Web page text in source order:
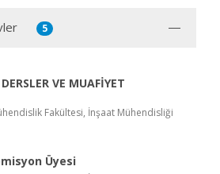
5
VE MUAFİYET
Fakültesi, İnşaat Mühendisliği
Üyesi